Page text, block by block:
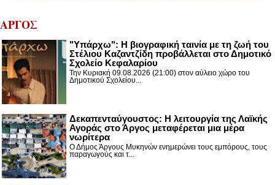
ΑΡΓΟΣ
"Υπάρχω": Η βιογραφική ταινία με τη ζωή του
Στέλιου Καζαντζίδη προβάλλεται στο Δημοτικό
Σχολείο Κεφαλαρίου
Την Κυριακή 09.08.2026 (21:00) στον αύλειο χώρο του
Δημοτικού Σχολείου...
Δεκαπενταύγουστος: H λειτουργία της Λαϊκής
Αγοράς στο Άργος μεταφέρεται μια μέρα
νωρίτερα
Ο Δήμος Άργους Μυκηνών ενημερώνει τους εμπόρους, τους
παραγωγούς και τ...